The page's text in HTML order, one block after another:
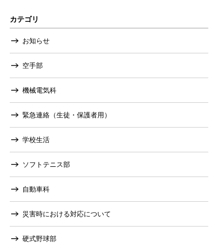
カテゴリ
お知らせ
空手部
機械電気科
緊急連絡（生徒・保護者用）
学校生活
ソフトテニス部
自動車科
災害時における対応について
硬式野球部